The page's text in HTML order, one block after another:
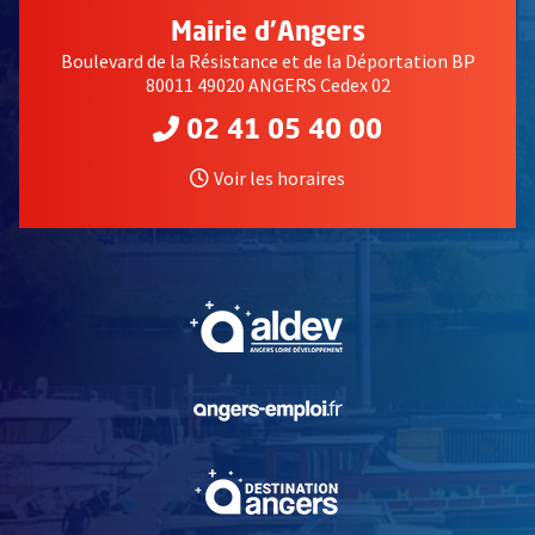
Mairie d'Angers
Boulevard de la Résistance et de la Déportation BP
80011 49020 ANGERS Cedex 02
02 41 05 40 00
Voir les horaires
, Ouvre une nouvelle